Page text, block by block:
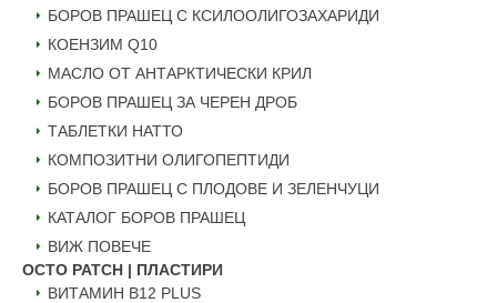
БОРОВ ПРАШЕЦ С КСИЛООЛИГОЗАХАРИДИ
КОЕНЗИМ Q10
МАСЛО ОТ АНТАРКТИЧЕСКИ КРИЛ
БОРОВ ПРАШЕЦ ЗА ЧЕРЕН ДРОБ
ТАБЛЕТКИ НАТТО
КОМПОЗИТНИ ОЛИГОПЕПТИДИ
БОРОВ ПРАШЕЦ С ПЛОДОВЕ И ЗЕЛЕНЧУЦИ
КАТАЛОГ БОРОВ ПРАШЕЦ
ВИЖ ПОВЕЧЕ
OCTO PATCH | ПЛАСТИРИ
ВИТАМИН B12 PLUS